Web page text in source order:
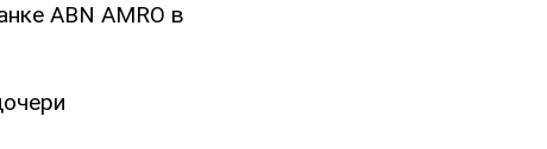
ABN AMRO в